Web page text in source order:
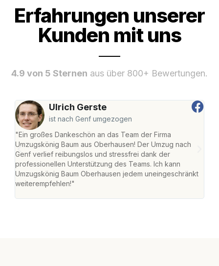
Erfahrungen unserer
Kunden mit uns
4.9 von 5 Sternen aus über 800+ Bewertungen.
Ulrich Gerste
ist nach Genf umgezogen
"Ein großes Dankeschön an das Team der Firma
Umzugskönig Baum aus Oberhausen! Der Umzug nach
Genf verlief reibungslos und stressfrei dank der
professionellen Unterstützung des Teams. Ich kann
Umzugskönig Baum Oberhausen jedem uneingeschränkt
weiterempfehlen!"